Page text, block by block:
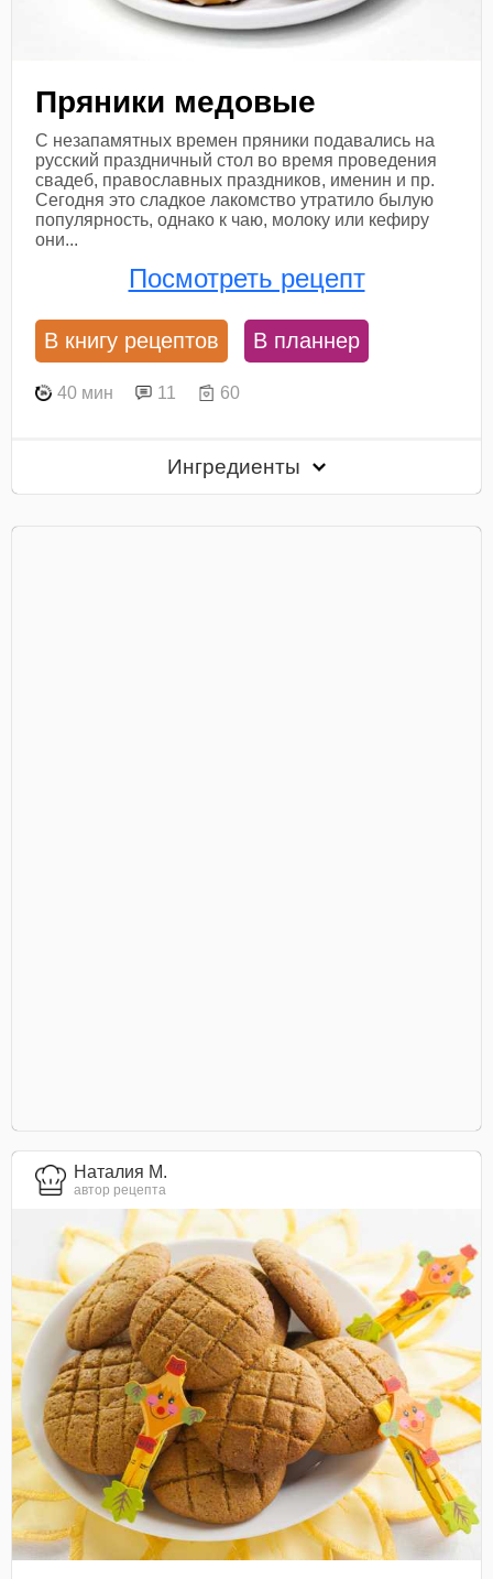
Пряники медовые
С незапамятных времен пряники подавались на
русский праздничный стол во время проведения
свадеб, православных праздников, именин и пр.
Сегодня это сладкое лакомство утратило былую
популярность, однако к чаю, молоку или кефиру
они...
Посмотреть рецепт
В книгу рецептов В планнер
40 мин 11 60
Ингредиенты
Наталия М.
автор рецепта